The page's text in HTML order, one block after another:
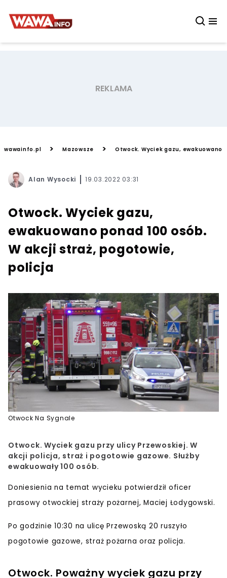
wawainfo.pl > Mazowsze > Otwock. Wyciek gazu, ewakuowano
Alan Wysocki 19.03.2022 03:31
Otwock. Wyciek gazu,
ewakuowano ponad 100 osób.
W akcji straż, pogotowie,
policja
Otwock Na Sygnale
Otwock. Wyciek gazu przy ulicy Przewoskiej. W
akcji policja, straż i pogotowie gazowe. Służby
ewakuowały 100 osób.
Doniesienia na temat wycieku potwierdził oficer
prasowy otwockiej straży pożarnej, Maciej Łodygowski.
Po godzinie 10:30 na ulicę Przewoską 20 ruszyło
pogotowie gazowe, straż pożarna oraz policja.
Otwock. Poważny wyciek gazu przy